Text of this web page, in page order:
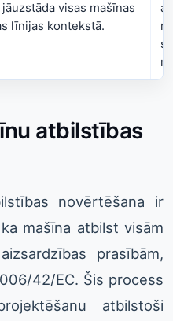
visas mašīnas
līnijas kontekstā.
atbilstības
novērtēšana ir
mašīna atbilst visām
prasībām,
42/EC. Šis process
atbilstoši